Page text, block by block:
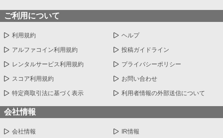
ご利用について
利用規約 ヘルプ
アルファコイン利用規約 投稿ガイドライン
レンタルサービス利用規約 プライバシーポリシー
スコア利用規約 お問い合わせ
特定商取引法に基づく表示 利用者情報の外部送信について
会社情報
会社情報 IR情報